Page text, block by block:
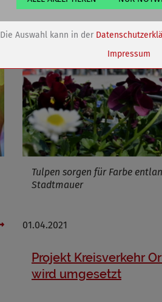
Tulpen sorgen für Farbe
Stadtmauer
01.04.2021
Projekt Kreisverkehr
wird umgesetzt
Speichert die Einstellungen der
Cookies.
Cookies die bei der Verwendung von
Marketing/Tracking
_osm_totp_token
Die Auswahl kann in der
Impressum